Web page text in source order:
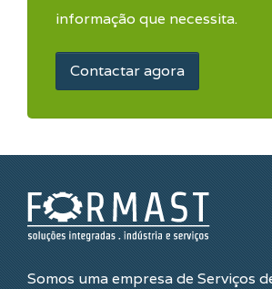
informação que necessita.
Contactar agora
Somos uma empresa de Serviços